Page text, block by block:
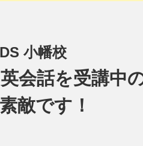
小幡校
英会話を受講
敵です！